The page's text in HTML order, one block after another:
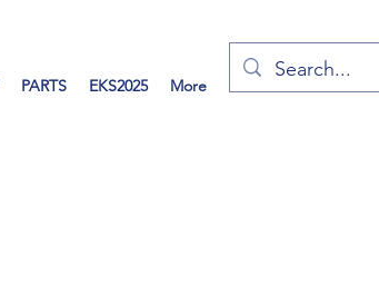
PARTS EKS2025 More